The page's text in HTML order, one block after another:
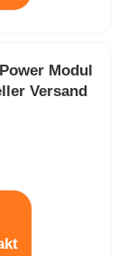
Modul
Versand